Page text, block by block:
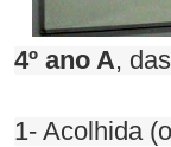
4º ano A,
1- Acolhida